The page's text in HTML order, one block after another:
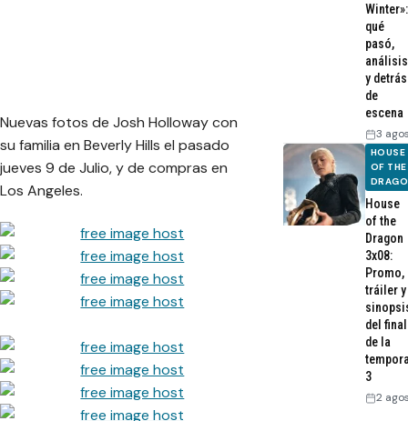
Nuevas fotos de Josh Holloway con
su familia en Beverly Hills el pasado
jueves 9 de Julio, y de compras en
Los Angeles.
Winter»:
qué
pasó,
análisis
y detrás
de
escena
3
HOUSE
OF THE
House
of the
Dragon
3x08:
Promo,
tráiler y
del final
de la
3
2